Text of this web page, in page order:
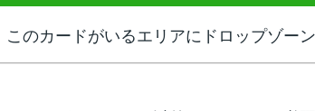
のカードがいるエリアにドロップゾー